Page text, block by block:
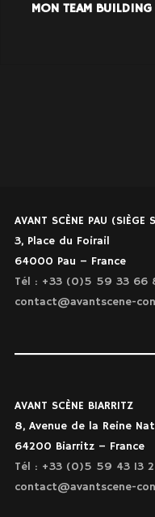
MON TEAM
AVANT SCÈNE PAU (SIÈGE
3, Place du Foirail
64000 Pau – France
Tél : +33 (0)5 59 33 66
contact@avantscene-
AVANT SCÈNE BIARRITZ
8, Avenue de la Reine
64200 Biarritz – France
Tél : +33 (0)5 59 43 13
contact@avantscene-